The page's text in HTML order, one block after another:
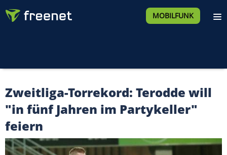
MOBILFUNK
Zweitliga-Torrekord: Terodde will
"in fünf Jahren im Partykeller"
feiern